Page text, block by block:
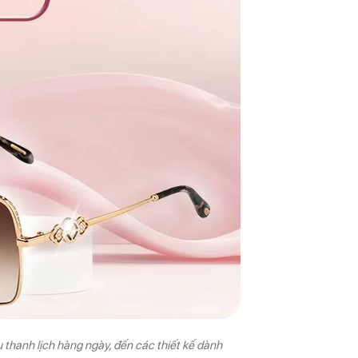
lịch hàng ngày, đến các thiết kế dành